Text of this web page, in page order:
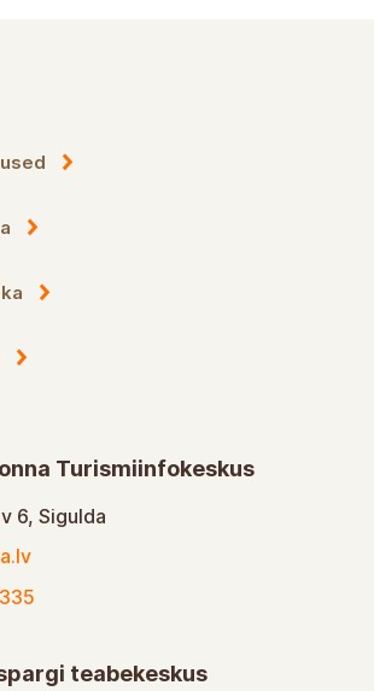
Turismiinfokeskus
6, Sigulda
teabekeskus